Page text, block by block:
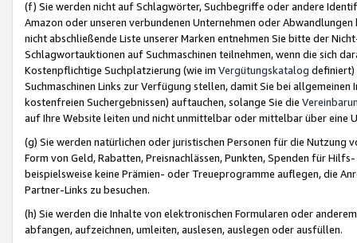
(f) Sie werden nicht auf Schlagwörter, Suchbegriffe oder andere
Amazon oder unseren verbundenen Unternehmen oder
nicht abschließende Liste unserer Marken entnehmen Sie bitte der
Schlagwortauktionen auf Suchmaschinen teilnehmen, wenn die sich
Kostenpflichtige Suchplatzierung (wie im Vergütungskatalog definiert)
Suchmaschinen Links zur Verfügung stellen, damit Sie bei
kostenfreien Suchergebnissen) auftauchen, solange Sie die
auf Ihre Website leiten und nicht unmittelbar oder mittelbar über eine
(g) Sie werden natürlichen oder juristischen Personen für die Nutzung
Form von Geld, Rabatten, Preisnachlässen, Punkten, Spenden für
beispielsweise keine Prämien- oder Treueprogramme auflegen, die
Partner-Links zu besuchen.
(h) Sie werden die Inhalte von elektronischen Formularen oder
abfangen, aufzeichnen, umleiten, auslesen, auslegen oder ausfüllen.